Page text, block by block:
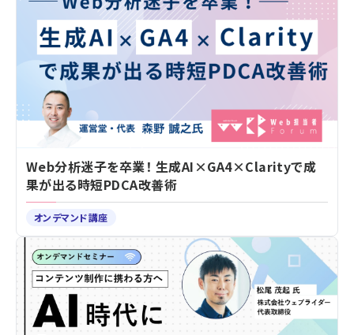
Web分析迷子を卒業！ 生成AI×GA4×Clarityで成
果が出る時短PDCA改善術
オンデマンド講座